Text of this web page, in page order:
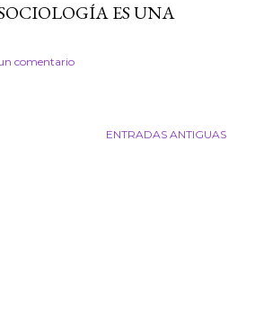
ES UNA
comentario
ENTRADAS ANTIGUAS